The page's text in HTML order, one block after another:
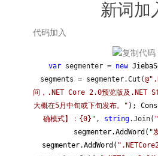
新词加
代码加入
varsegmenter = new
segments = segmenter.Cut(@"
间，.NET Core 2.0预览版及.NET
大概在5月中旬或下旬发布。
" );
确模式】：{0} " , string.Join( "
segmenter.AddWord( "
segmenter.AddWord( "